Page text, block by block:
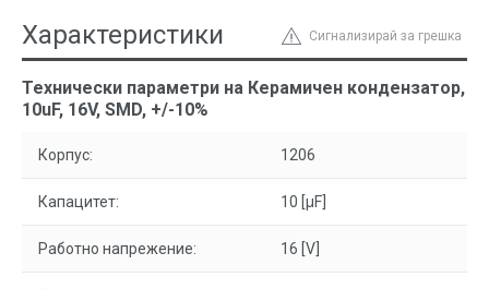
Сигнализирай за грешка
Характеристики
Технически параметри на Керамичен кондензатор,
10uF, 16V, SMD, +/-10%
Корпус: 1206
Капацитет: 10 [µF]
Работно напрежение: 16 [V]